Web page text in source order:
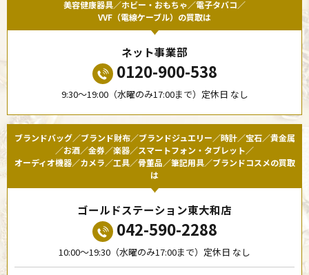
美容健康器具／ホビー・おもちゃ／電子タバコ／
VVF（電線ケーブル）の買取は
ネット事業部
0120-900-538
9:30〜19:00（水曜のみ17:00まで）定休日 なし
ブランドバッグ／ブランド財布／ブランドジュエリー／時計／宝石／貴金属
／お酒／金券／楽器／スマートフォン・タブレット／
オーディオ機器／カメラ／工具／骨董品／筆記用具／ブランドコスメの買取
は
ゴールドステーション東大和店
042-590-2288
10:00〜19:30（水曜のみ17:00まで）定休日 なし